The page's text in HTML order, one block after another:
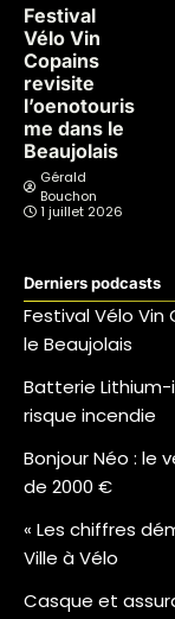
Festival
Vélo Vin
Copains
revisite
l’oenotouris
me dans le
Beaujolais
Gérald
Bouchon
1 juillet 2026
Derniers podcasts
Festival Vélo
le Beaujolais
Batterie
risque incendie
Bonjour Néo : le
de 2000 €
« Les chiffres
Ville à Vélo
Casque et